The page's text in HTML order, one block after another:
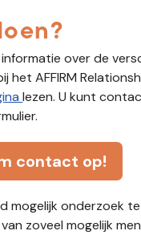
over de
het AFFIRM
lezen. U kunt
contact op!
mogelijk onderzoek
zoveel mogelijk